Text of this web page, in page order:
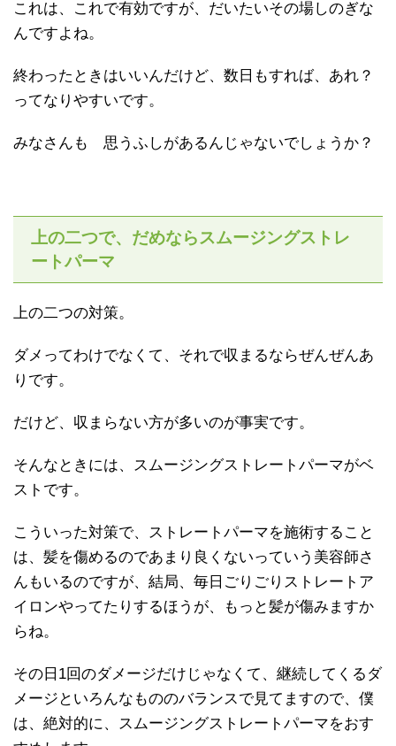
これは、これで有効ですが、だいたいその場しのぎな
んですよね。
終わったときはいいんだけど、数日もすれば、あれ？
ってなりやすいです。
みなさんも 思うふしがあるんじゃないでしょうか？
上の二つで、だめならスムージングストレ
ートパーマ
上の二つの対策。
ダメってわけでなくて、それで収まるならぜんぜんあ
りです。
だけど、収まらない方が多いのが事実です。
そんなときには、スムージングストレートパーマがベ
ストです。
こういった対策で、ストレートパーマを施術すること
は、髪を傷めるのであまり良くないっていう美容師さ
んもいるのですが、結局、毎日ごりごりストレートア
イロンやってたりするほうが、もっと髪が傷みますか
らね。
その日1回のダメージだけじゃなくて、継続してくるダ
メージといろんなもののバランスで見てますので、僕
は、絶対的に、スムージングストレートパーマをおす